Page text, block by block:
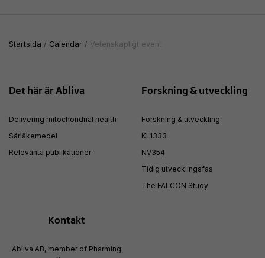
Startsida Calendar Vetenskapligt event
Det här är Abliva
Delivering mitochondrial health
Särläkemedel
Relevanta publikationer
Forskning & utveckling
Forskning & utveckling
KL1333
NV354
Tidig utvecklingsfas
The FALCON Study
Kontakt
Abliva AB, member of Pharming